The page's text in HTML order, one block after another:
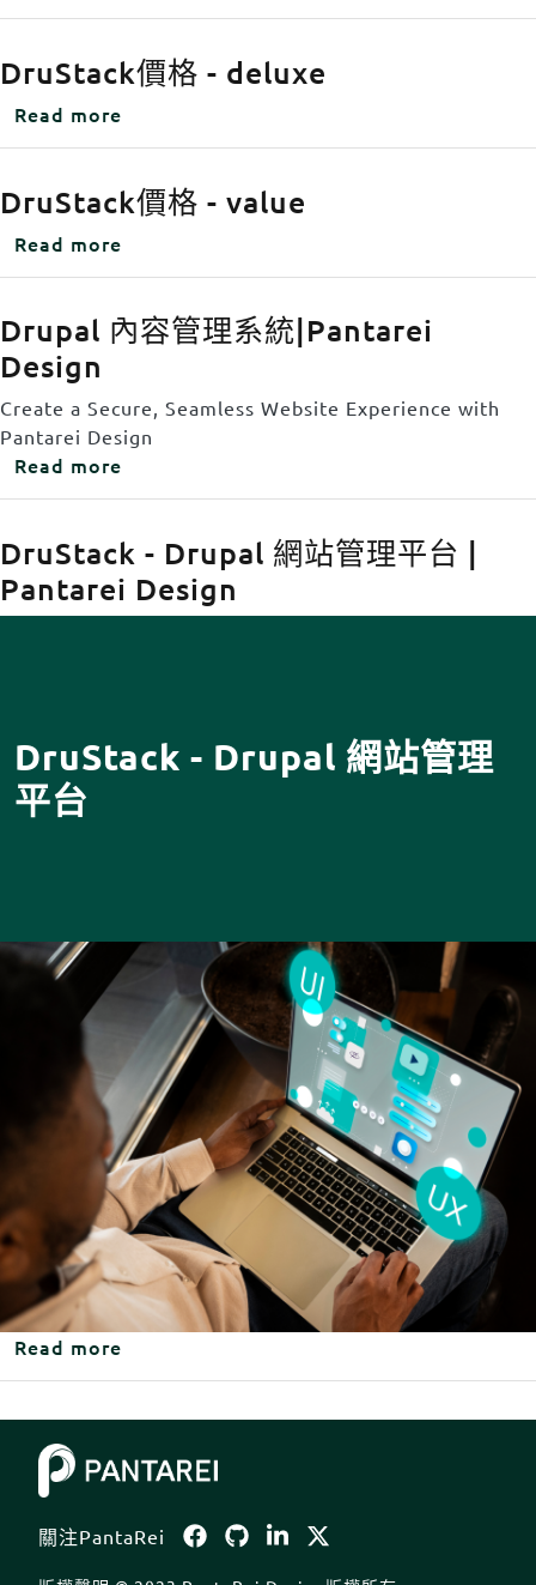
DruStack價格 - deluxe
Body
Read more
DruStack價格 - value
Body
Read more
Drupal 內容管理系統|Pantarei
Design
Body
Create a Secure, Seamless Website Experience with
Pantarei Design
Read more
DruStack - Drupal 網站管理平台 |
Pantarei Design
DruStack - Drupal 網站管理
平台
Read more
關注PantaRei